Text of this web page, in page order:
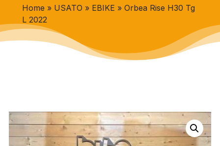
Home » USATO » EBIKE » Orbea Rise H30 Tg
L 2022